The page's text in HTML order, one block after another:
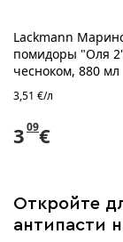
Lackmann
помидоры "Оля
чесноком, 880 мл
3,51 €/л
309€
Откройте
антипасти